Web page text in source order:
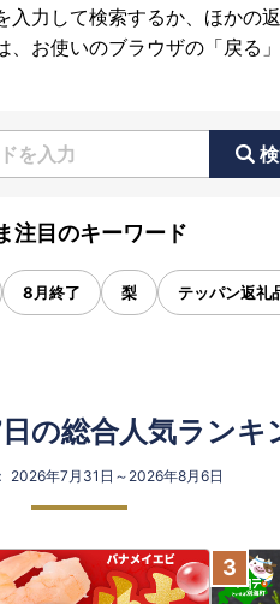
力して検索するか、ほかの
お使いのブラウザの「戻る
注目のキーワード
8月終了 梨 テッパン返礼
の総合人気ランキ
2026年7月31日～2026年8月6日